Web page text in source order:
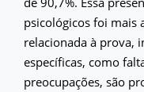
psicológicos foi mais
relacionada à prova,
específicas, como
preocupações, são